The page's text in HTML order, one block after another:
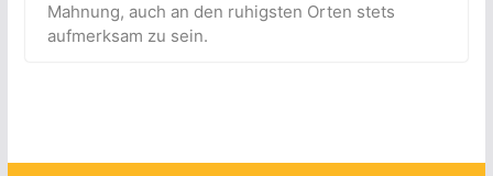
Mahnung, auch an den ruhigsten Orten stets
aufmerksam zu sein.